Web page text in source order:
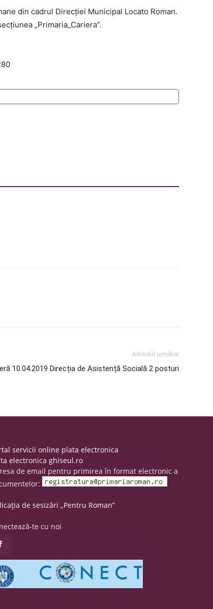
din cadrul Direcției Municipal Locato Roman.
„Primaria_Cariera”.
Articolul următor
10.04.2019 Direcția de Asistență Socială 2 posturi
servicii online plata electronica
electronica ghiseul.ro
de email pentru primirea în format electronic a
de sesizări „Pentru Roman”
te cu noi